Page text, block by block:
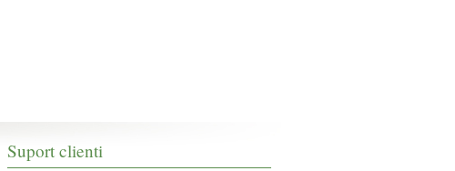
Suport clienti